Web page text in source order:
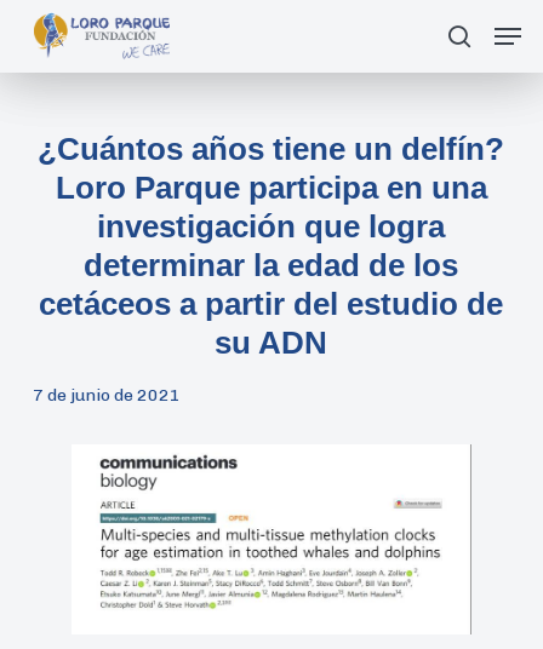
main
Buscar
¿Cuántos años tiene un delfín?
Loro Parque participa en una
investigación que logra
determinar la edad de los
cetáceos a partir del estudio de
su ADN
7 de junio de 2021